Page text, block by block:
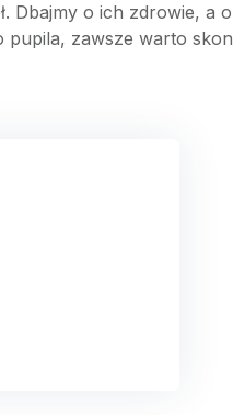
Dbajmy o ich zdrowie, a
pupila, zawsze warto